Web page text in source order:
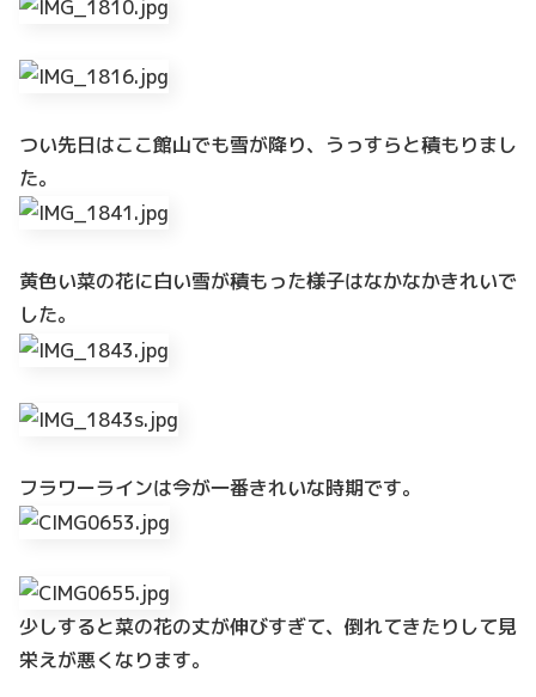
つい先日はここ館山でも雪が降り、うっすらと積もりまし
た。
黄色い菜の花に白い雪が積もった様子はなかなかきれいで
した。
フラワーラインは今が一番きれいな時期です。
少しすると菜の花の丈が伸びすぎて、倒れてきたりして見
栄えが悪くなります。